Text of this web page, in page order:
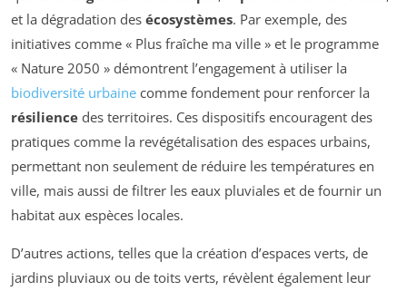
et la dégradation des écosystèmes. Par exemple, des
initiatives comme « Plus fraîche ma ville » et le programme
« Nature 2050 » démontrent l’engagement à utiliser la
biodiversité urbaine comme fondement pour renforcer la
résilience des territoires. Ces dispositifs encouragent des
pratiques comme la revégétalisation des espaces urbains,
permettant non seulement de réduire les températures en
ville, mais aussi de filtrer les eaux pluviales et de fournir un
habitat aux espèces locales.
D’autres actions, telles que la création d’espaces verts, de
jardins pluviaux ou de toits verts, révèlent également leur